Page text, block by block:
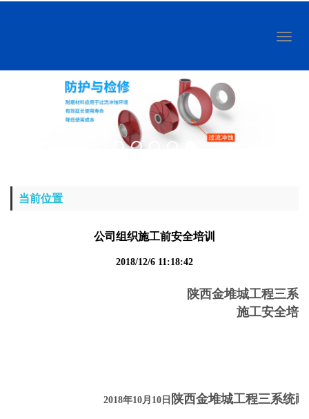
当前位置
公司组织施工前安全培训
2018/12/6 11:18:42
陕西金堆城工程三系
施工安全培
2018年10月10日 陕西金堆城工程三系统